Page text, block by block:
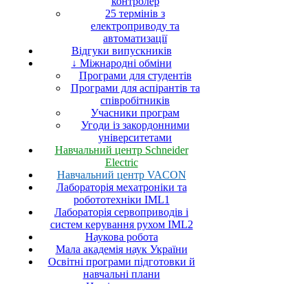
25 термінів з
електроприводу та
автоматизації
Відгуки випускників
↓ Міжнародні обміни
Програми для студентів
Програми для аспірантів та
співробітників
Учасники програм
Угоди із закордонними
університетами
Навчальний центр Schneider
Electric
Навчальний центр VACON
Лабораторія мехатроніки та
робототехніки IML1
Лабораторія сервоприводів і
систем керування рухом IML2
Наукова робота
Мала академія наук України
Освітні програми підготовки й
навчальні плани